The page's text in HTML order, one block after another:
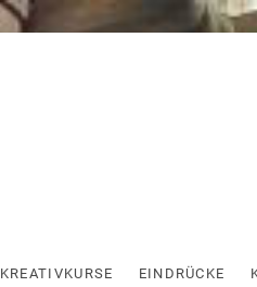
KREATIVKURSE EINDRÜCKE